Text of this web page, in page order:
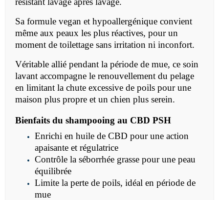
Sa formule vegan et hypoallergénique convient
même aux peaux les plus réactives, pour un
moment de toilettage sans irritation ni inconfort.
Véritable allié pendant la période de mue, ce soin
lavant accompagne le renouvellement du pelage
en limitant la chute excessive de poils pour une
maison plus propre et un chien plus serein.
Bienfaits du shampooing au CBD PSH
Enrichi en huile de CBD pour une action
apaisante et régulatrice
Contrôle la séborrhée grasse pour une peau
équilibrée
Limite la perte de poils, idéal en période de
mue